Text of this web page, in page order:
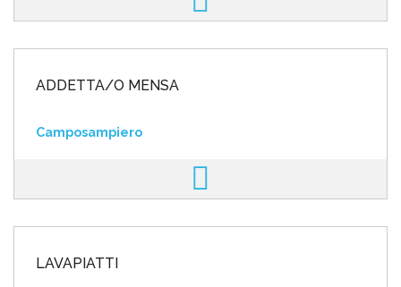
ADDETTA/O MENSA
Camposampiero
LAVAPIATTI